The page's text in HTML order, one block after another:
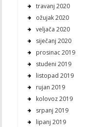
travanj 2020
ožujak 2020
veljača 2020
siječanj 2020
prosinac 2019
studeni 2019
listopad 2019
rujan 2019
kolovoz 2019
srpanj 2019
lipanj 2019